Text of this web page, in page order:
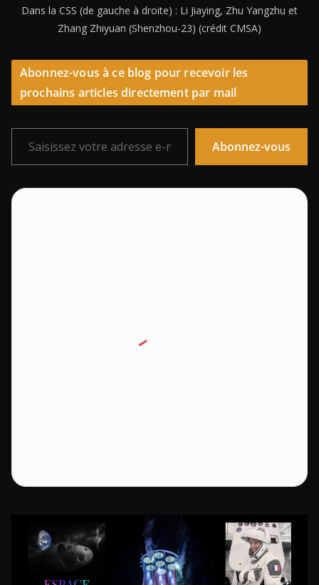
Dans la CSS (de gauche à droite) : Li Jiaying, Zhu Yangzhu et
Zhang Zhiyuan (Shenzhou-23) (crédit CMSA)
Abonnez-vous à ce blog pour recevoir les
prochains articles directement par mail
Saisissez votre adresse e-mail…
Abonnez-vous